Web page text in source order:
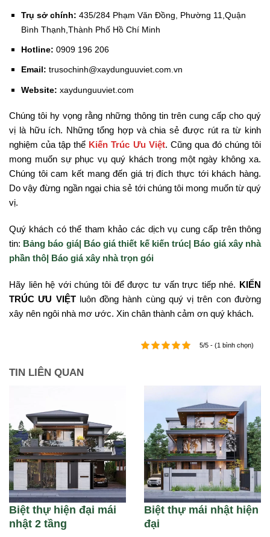
Trụ sở chính: 435/284 Phạm Văn Đồng, Phường 11,Quận
Bình Thạnh,Thành Phố Hồ Chí Minh
Hotline: 0909 196 206
Email: trusochinh@xaydunguuviet.com.vn
Website: xaydunguuviet.com
Chúng tôi hy vọng rằng những thông tin trên cung cấp cho quý
vị là hữu ích. Những tổng hợp và chia sẻ được rút ra từ kinh
nghiệm của tập thể Kiến Trúc Ưu Việt. Cũng qua đó chúng tôi
mong muốn sự phục vụ quý khách trong một ngày không xa.
Chúng tôi cam kết mang đến giá trị đích thực tới khách hàng.
Do vậy đừng ngần ngại chia sẻ tới chúng tôi mong muốn từ quý
vị.
Quý khách có thể tham khảo các dịch vụ cung cấp trên thông
tin: Bảng báo giá| Báo giá thiết kế kiến trúc| Báo giá xây nhà
phần thô| Báo giá xây nhà trọn gói
Hãy liên hệ với chúng tôi để được tư vấn trực tiếp nhé. KIẾN
TRÚC ƯU VIỆTluôn đồng hành cùng quý vị trên con đường
xây nên ngôi nhà mơ ước. Xin chân thành cảm ơn quý khách.
5/5 - (1 bình chọn)
TIN LIÊN QUAN
Biệt thự hiện đại mái
nhật 2 tầng
Biệt thự mái nhật hiện
đại